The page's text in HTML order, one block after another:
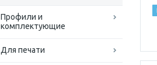
Профили и
комплектующие
Для печати